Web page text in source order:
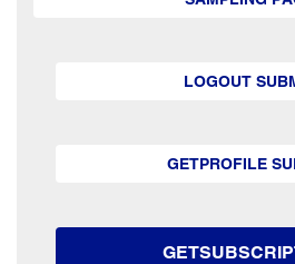
LOGOUT
GETPROFILE